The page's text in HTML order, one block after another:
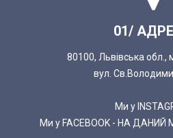
01/
80100, Львівська
вул.
Ми у
Ми у FACEBOOK - НА